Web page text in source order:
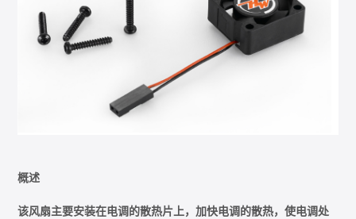
概述
该风扇主要安装在电调的散热片上，加快电调的散热，使电调处